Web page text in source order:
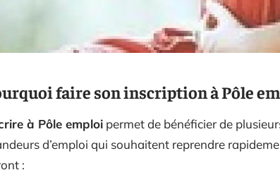
faire son inscription à Pôle
à Pôle emploi permet de bénéficier de
d’emploi qui souhaitent reprendre
: